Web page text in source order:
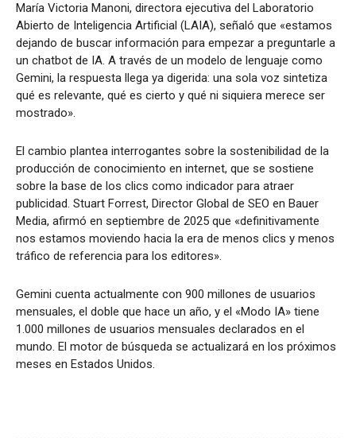
María Victoria Manoni, directora ejecutiva del Laboratorio
Abierto de Inteligencia Artificial (LAIA), señaló que «estamos
dejando de buscar información para empezar a preguntarle a
un chatbot de IA. A través de un modelo de lenguaje como
Gemini, la respuesta llega ya digerida: una sola voz sintetiza
qué es relevante, qué es cierto y qué ni siquiera merece ser
mostrado».
El cambio plantea interrogantes sobre la sostenibilidad de la
producción de conocimiento en internet, que se sostiene
sobre la base de los clics como indicador para atraer
publicidad. Stuart Forrest, Director Global de SEO en Bauer
Media, afirmó en septiembre de 2025 que «definitivamente
nos estamos moviendo hacia la era de menos clics y menos
tráfico de referencia para los editores».
Gemini cuenta actualmente con 900 millones de usuarios
mensuales, el doble que hace un año, y el «Modo IA» tiene
1.000 millones de usuarios mensuales declarados en el
mundo. El motor de búsqueda se actualizará en los próximos
meses en Estados Unidos.